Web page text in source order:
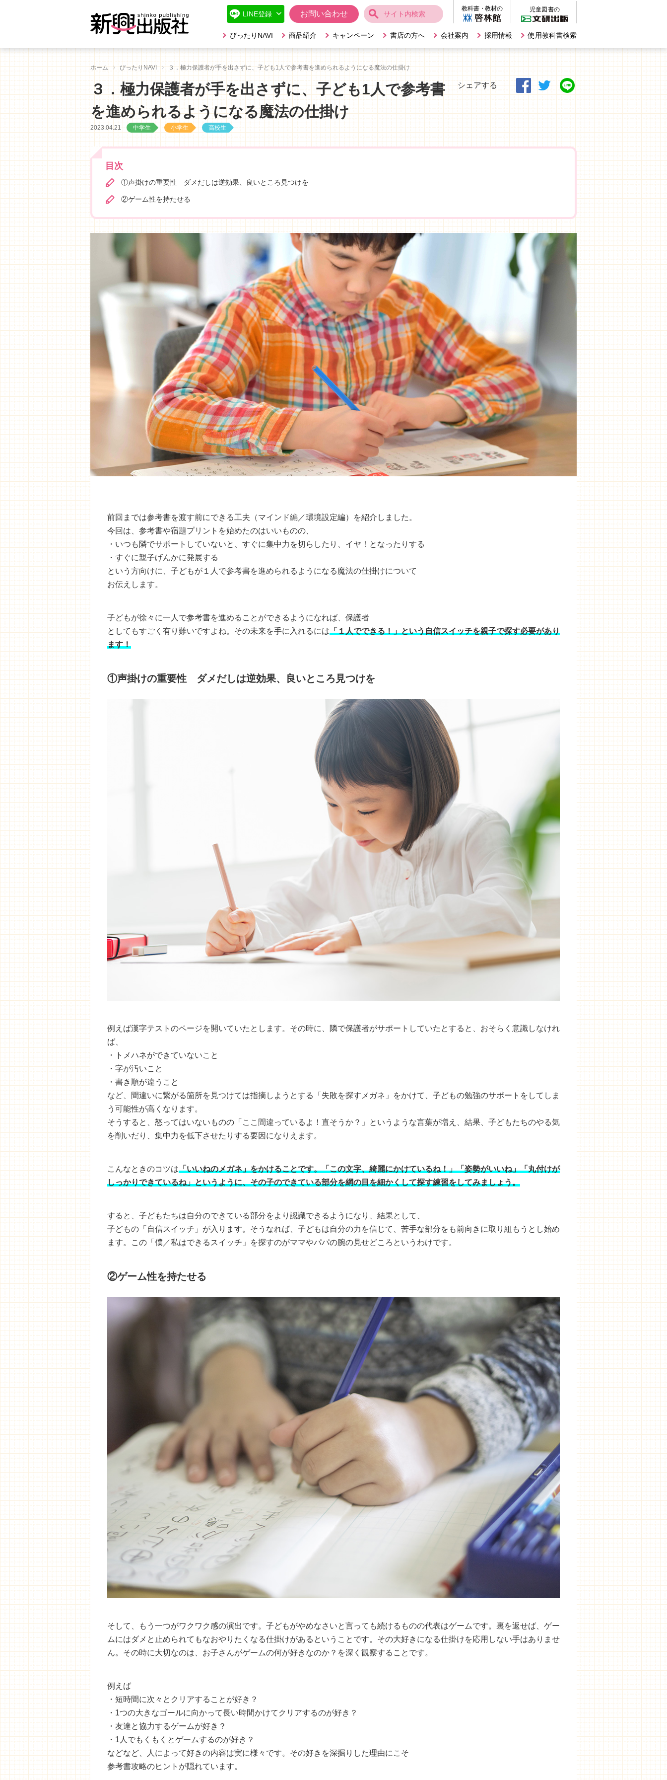
お問い合わせ
ぴったりNAVI 商品紹介 キャンペーン 書店の方へ 会社案内 採用情報 使用教科書検索
ホーム ぴったりNAVI ３．極力保護者が手を出さずに、子ども1人で参考書を進められるようになる魔法の仕掛け
３．極力保護者が手を出さずに、子ども1人で参考書
を進められるようになる魔法の仕掛け
2023.04.21 中学生 小学生 高校生
シェアする
目次
①声掛けの重要性 ダメだしは逆効果、良いところ見つけを
②ゲーム性を持たせる
前回までは参考書を渡す前にできる工夫（マインド編／環境設定編）を紹介しました。
今回は、参考書や宿題プリントを始めたのはいいものの、
・いつも隣でサポートしていないと、すぐに集中力を切らしたり、イヤ！となったりする
・すぐに親子げんかに発展する
という方向けに、子どもが１人で参考書を進められるようになる魔法の仕掛けについて
お伝えします。
子どもが徐々に一人で参考書を進めることができるようになれば、保護者
としてもすごく有り難いですよね。その未来を手に入れるには「１人でできる！」という自信スイッチを親子で探す必要があり
ます！
①声掛けの重要性 ダメだしは逆効果、良いところ見つけを
例えば漢字テストのページを開いていたとします。その時に、隣で保護者がサポートしていたとすると、おそらく意識しなけれ
ば、
・トメハネができていないこと
・字が汚いこと
・書き順が違うこと
など、間違いに繋がる箇所を見つけては指摘しようとする「失敗を探すメガネ」をかけて、子どもの勉強のサポートをしてしま
う可能性が高くなります。
そうすると、怒ってはいないものの「ここ間違っているよ！直そうか？」というような言葉が増え、結果、子どもたちのやる気
を削いだり、集中力を低下させたりする要因になりえます。
こんなときのコツは「いいねのメガネ」をかけることです。「この文字、綺麗にかけているね！」「姿勢がいいね」「丸付けが
しっかりできているね」というように、その子のできている部分を網の目を細かくして探す練習をしてみましょう。
すると、子どもたちは自分のできている部分をより認識できるようになり、結果として、
子どもの「自信スイッチ」が入ります。そうなれば、子どもは自分の力を信じて、苦手な部分をも前向きに取り組もうとし始め
ます。この「僕／私はできるスイッチ」を探すのがママやパパの腕の見せどころというわけです。
②ゲーム性を持たせる
そして、もう一つがワクワク感の演出です。子どもがやめなさいと言っても続けるものの代表はゲームです。裏を返せば、ゲー
ムにはダメと止められてもなおやりたくなる仕掛けがあるということです。その大好きになる仕掛けを応用しない手はありませ
ん。その時に大切なのは、お子さんがゲームの何が好きなのか？を深く観察することです。
例えば
・短時間に次々とクリアすることが好き？
・1つの大きなゴールに向かって長い時間かけてクリアするのが好き？
・友達と協力するゲームが好き？
・1人でもくもくとゲームするのが好き？
などなど、人によって好きの内容は実に様々です。その好きを深掘りした理由にこそ
参考書攻略のヒントが隠れています。